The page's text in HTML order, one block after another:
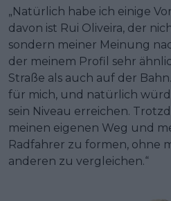
„Natürlich habe ich einige
davon ist Rui Oliveira, der
sondern meiner Meinung
der meinem Profil sehr
Straße als auch auf der
für mich, und natürlich
sein Niveau erreichen.
meinen eigenen Weg und
Radfahrer zu formen, ohne
anderen zu vergleichen.“